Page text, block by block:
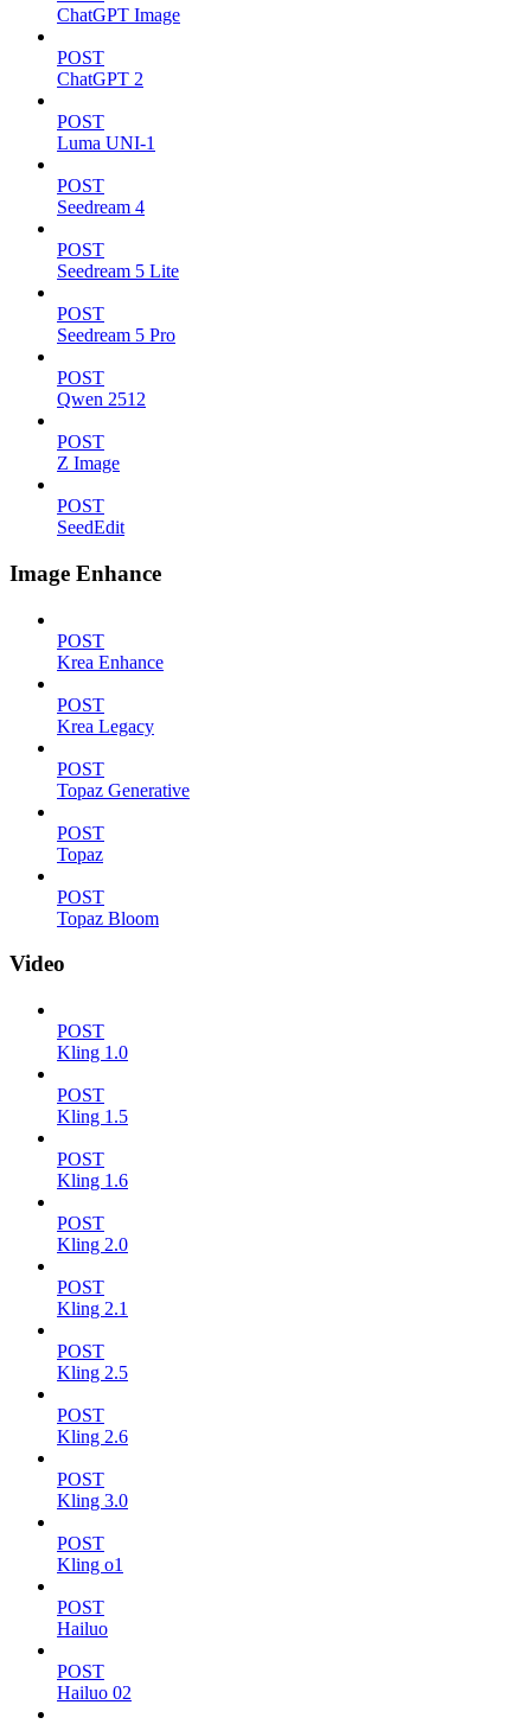
ChatGPT Image
POST
ChatGPT 2
POST
Luma UNI-1
POST
Seedream 4
POST
Seedream 5 Lite
POST
Seedream 5 Pro
POST
Qwen 2512
POST
Z Image
POST
SeedEdit
Image Enhance
POST
Krea Enhance
POST
Krea Legacy
POST
Topaz Generative
POST
Topaz
POST
Topaz Bloom
Video
POST
Kling 1.0
POST
Kling 1.5
POST
Kling 1.6
POST
Kling 2.0
POST
Kling 2.1
POST
Kling 2.5
POST
Kling 2.6
POST
Kling 3.0
POST
Kling o1
POST
Hailuo
POST
Hailuo 02